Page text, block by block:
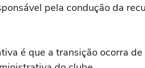
pela condução da
é que a transição ocorra